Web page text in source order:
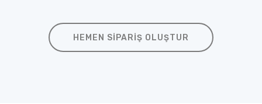
HEMEN SIPARIŞ OLUŞTUR